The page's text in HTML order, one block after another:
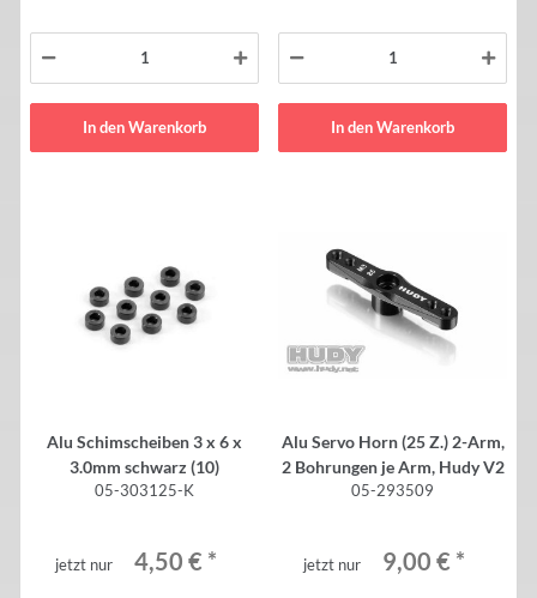
In den Warenkorb In den Warenkorb
Alu Schimscheiben 3 x 6 x
3.0mm schwarz (10)
05-303125-K
jetzt nur 4,50 € *
Alu Servo Horn (25 Z.) 2-Arm,
2 Bohrungen je Arm, Hudy V2
05-293509
jetzt nur 9,00 € *